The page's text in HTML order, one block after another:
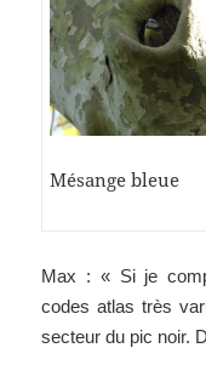
Mésange bleue
Max : « Si je
codes atlas très
secteur du pic noir.